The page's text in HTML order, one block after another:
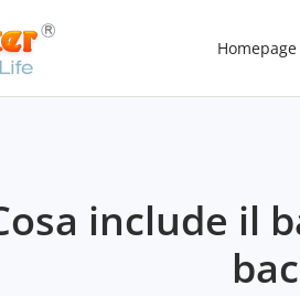
Homepage
include il